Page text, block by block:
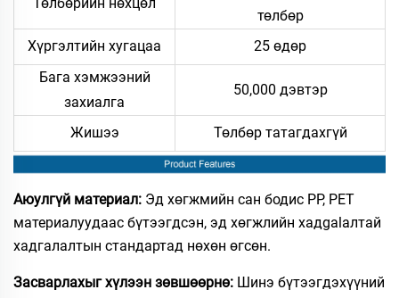
төлбөр
Хүргэлтийн хугацаа
25 өдөр
Бага хэмжээний
захиалга
50,000 дэвтэр
Жишээ Төлбөр татагдахгүй
Аюулгүй материал: Эд хөгжмийн сан бодис PP, PET
материалуудаас бүтээгдсэн, эд хөгжлийн хадgalалтай
хадгалалтын стандартад нөхөн өгсөн.
Засварлахыг хүлээн зөвшөөрнө: Шинэ бүтээгдэхүүний